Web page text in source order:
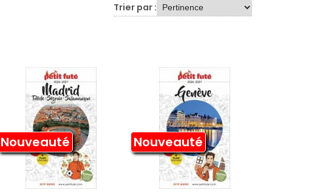
Trier par :
Nouveauté Nouveauté